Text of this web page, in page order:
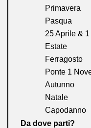
Primavera
Pasqua
25 Aprile &
Estate
Ferragosto
Ponte 1
Autunno
Natale
Capodanno
Da dove parti?